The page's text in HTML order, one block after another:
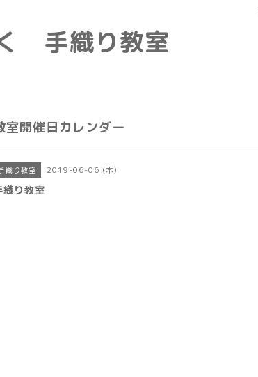
手織り教室
室開催日カレンダー
織り教室 2019-06-06 (木)
織り教室